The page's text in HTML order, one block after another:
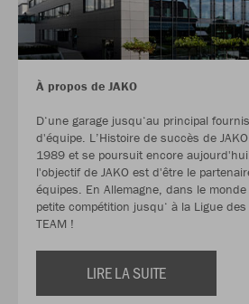
À propos de JAKO
D‘une garage jusqu‘au principal
d'équipe. L’Histoire de succès de
1989 et se poursuit encore
l'objectif de JAKO est d'être le
équipes. En Allemagne, dans le
petite compétition jusqu‘ à la Ligue
TEAM !
LIRE LA SUITE